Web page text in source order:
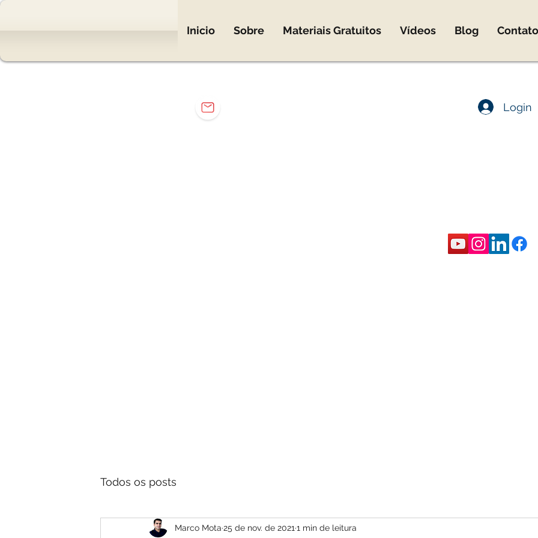
Inicio Sobre Materiais Gratuitos Vídeos Blog Contato
Login
Todos os posts
Marco Mota 25 de nov. de 2021 1 min de leitura